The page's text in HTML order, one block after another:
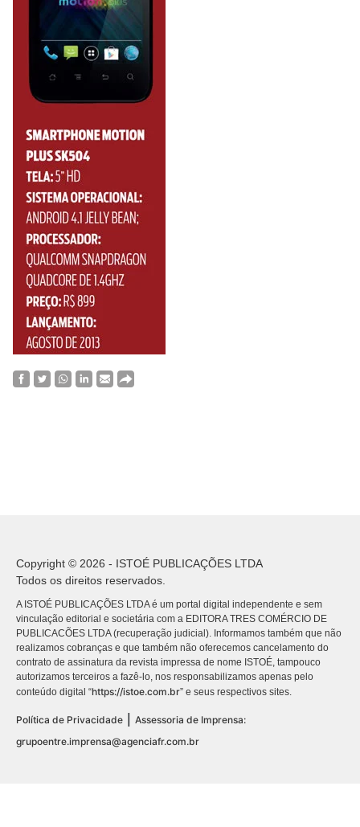
Copyright © 2026 - ISTOÉ PUBLICAÇÕES LTDA
Todos os direitos reservados.
A ISTOÉ PUBLICAÇÕES LTDA é um portal digital independente e sem
vinculação editorial e societária com a EDITORA TRES COMÉRCIO DE
PUBLICACÕES LTDA (recuperação judicial). Informamos também que não
realizamos cobranças e que também não oferecemos cancelamento do
contrato de assinatura da revista impressa de nome ISTOÉ, tampouco
autorizamos terceiros a fazê-lo, nos responsabilizamos apenas pelo
conteúdo digital “https://istoe.com.br” e seus respectivos sites.
Política de Privacidade
Assessoria de Imprensa:
grupoentre.imprensa@agenciafr.com.br